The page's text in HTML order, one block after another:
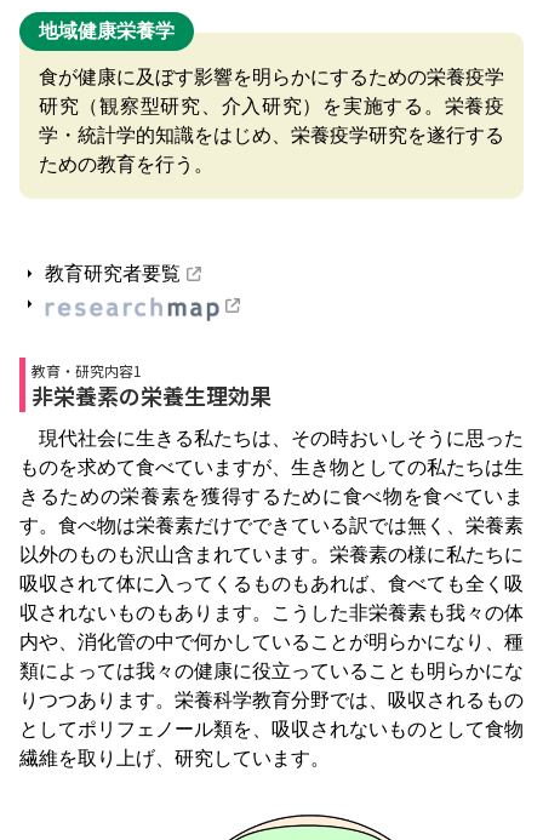
地域健康栄養学
食が健康に及ぼす影響を明らかにするための栄養疫学
研究（観察型研究、介入研究）を実施する。栄養疫
学・統計学的知識をはじめ、栄養疫学研究を遂行する
ための教育を行う。
教育研究者要覧
教育・研究内容1
非栄養素の栄養生理効果
現代社会に生きる私たちは、その時おいしそうに思った
ものを求めて食べていますが、生き物としての私たちは生
きるための栄養素を獲得するために食べ物を食べていま
す。食べ物は栄養素だけでできている訳では無く、栄養素
以外のものも沢山含まれています。栄養素の様に私たちに
吸収されて体に入ってくるものもあれば、食べても全く吸
収されないものもあります。こうした非栄養素も我々の体
内や、消化管の中で何かしていることが明らかになり、種
類によっては我々の健康に役立っていることも明らかにな
りつつあります。栄養科学教育分野では、吸収されるもの
としてポリフェノール類を、吸収されないものとして食物
繊維を取り上げ、研究しています。